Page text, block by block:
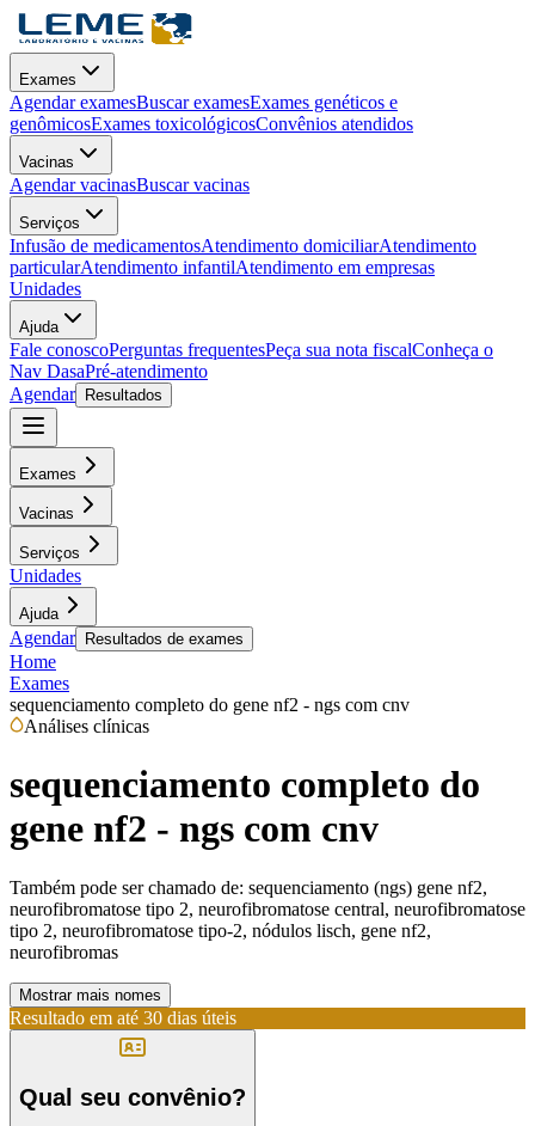
Exames
Agendar examesBuscar examesExames genéticos e
genômicosExames toxicológicosConvênios atendidos
Vacinas
Agendar vacinasBuscar vacinas
Serviços
Infusão de medicamentosAtendimento domiciliarAtendimento
particularAtendimento infantilAtendimento em empresas
Unidades
Ajuda
Fale conoscoPerguntas frequentesPeça sua nota fiscalConheça o
Nav DasaPré-atendimento
Agendar
Resultados
Exames
Vacinas
Serviços
Unidades
Ajuda
Agendar Resultados de exames
Home
Exames
sequenciamento completo do gene nf2 - ngs com cnv
Análises clínicas
sequenciamento completo do
gene nf2 - ngs com cnv
Também pode ser chamado de: sequenciamento (ngs) gene nf2,
neurofibromatose tipo 2, neurofibromatose central, neurofibromatose
tipo 2, neurofibromatose tipo-2, nódulos lisch, gene nf2,
neurofibromas
Mostrar mais nomes
Resultado em até 30 dias úteis
Qual seu convênio?